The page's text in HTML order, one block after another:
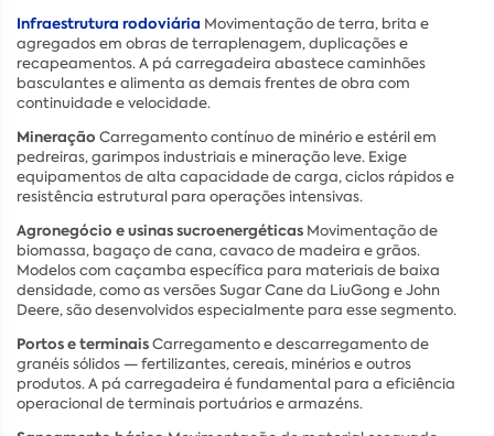
Infraestrutura rodoviária Movimentação de terra, brita e
agregados em obras de terraplenagem, duplicações e
recapeamentos. A pá carregadeira abastece caminhões
basculantes e alimenta as demais frentes de obra com
continuidade e velocidade.
Mineração Carregamento contínuo de minério e estéril em
pedreiras, garimpos industriais e mineração leve. Exige
equipamentos de alta capacidade de carga, ciclos rápidos e
resistência estrutural para operações intensivas.
Agronegócio e usinas sucroenergéticas Movimentação de
biomassa, bagaço de cana, cavaco de madeira e grãos.
Modelos com caçamba específica para materiais de baixa
densidade, como as versões Sugar Cane da LiuGong e John
Deere, são desenvolvidos especialmente para esse segmento.
Portos e terminaisCarregamento e descarregamento de
granéis sólidos — fertilizantes, cereais, minérios e outros
produtos. A pá carregadeira é fundamental para a eficiência
operacional de terminais portuários e armazéns.